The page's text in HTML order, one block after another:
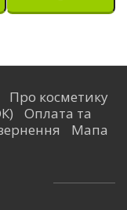
Про косметику
Оплата та
Мапа